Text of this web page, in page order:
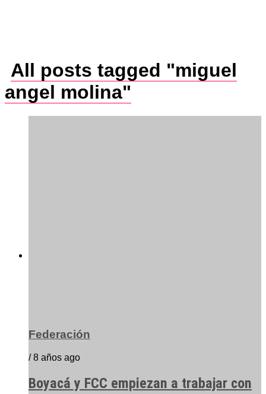
All posts tagged "miguel
angel molina"
Federación
/ 8 años ago
Boyacá y FCC empiezan a trabajar con